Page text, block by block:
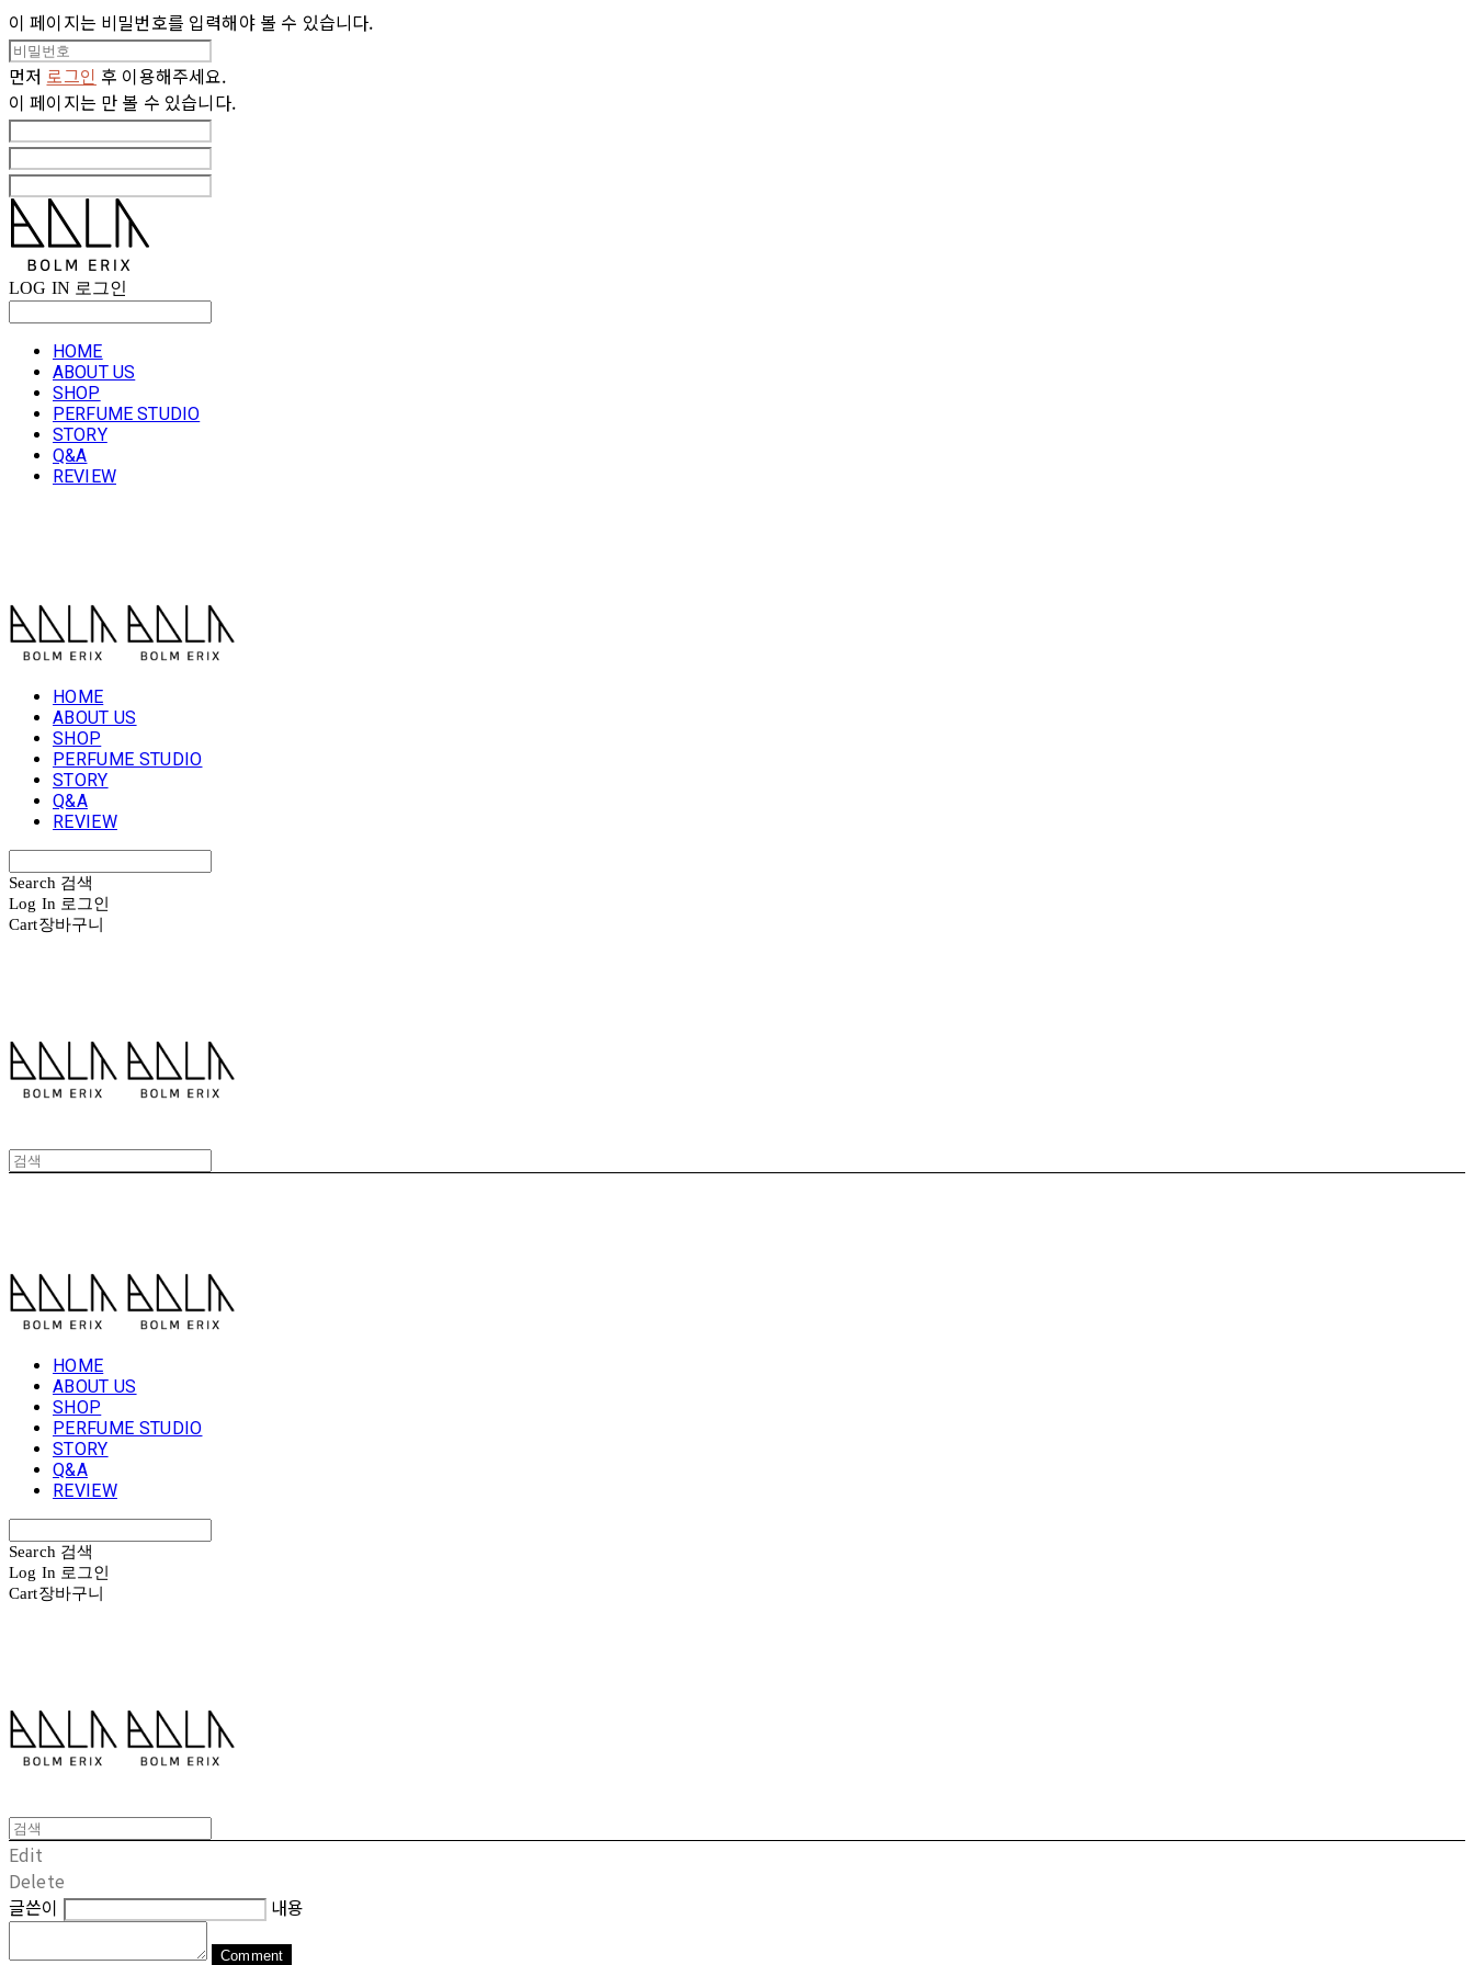
이 페이지는 비밀번호를 입력해야 볼 수 있습니다.
먼저 로그인 후 이용해주세요.
이 페이지는 만 볼 수 있습니다.
LOG IN 로그인
HOME
ABOUT US
SHOP
PERFUME STUDIO
STORY
Q&A
REVIEW
HOME
ABOUT US
SHOP
PERFUME STUDIO
STORY
Q&A
REVIEW
Search 검색
Log In 로그인
Cart장바구니
HOME
ABOUT US
SHOP
PERFUME STUDIO
STORY
Q&A
REVIEW
Search 검색
Log In 로그인
Cart장바구니
Edit
Delete
글쓴이
내용
Comment